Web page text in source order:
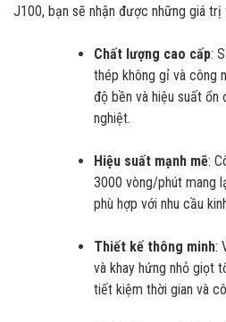
J100, bạn sẽ nhận được những giá trị
Chất lượng cao cấp:
thép không gỉ và công
độ bền và hiệu suất
nghiệt.
Hiệu suất mạnh mẽ:
3000 vòng/phút mang
phù hợp với nhu cầu
Thiết kế thông minh:
và khay hứng nhỏ giọt
tiết kiệm thời gian và